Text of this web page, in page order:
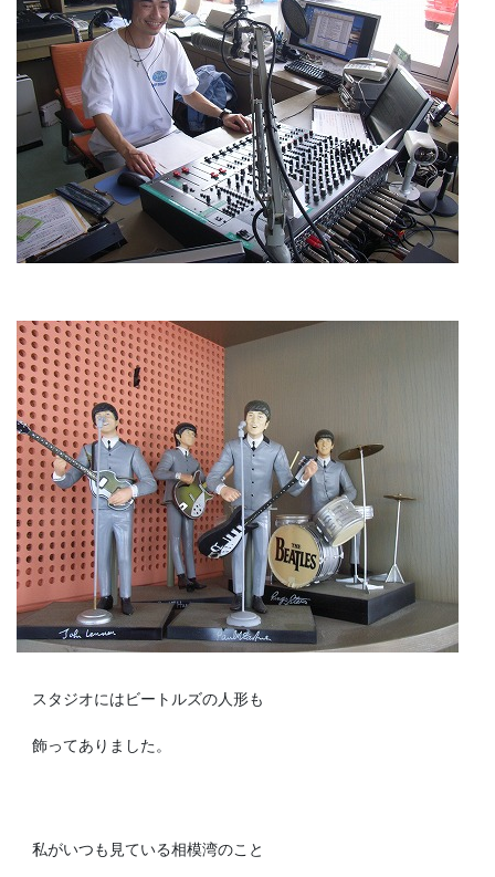
スタジオにはビートルズの人形も
飾ってありました。
私がいつも見ている相模湾のこと